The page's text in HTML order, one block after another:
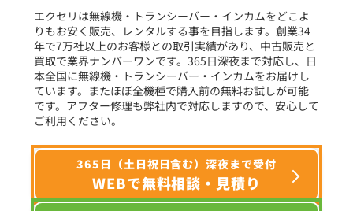
選択条件をリセット
エクセリは無線機・トランシーバー・インカムをどこよ
りもお安く販売、レンタルする事を目指します。創業34
年で7万社以上のお客様との取引実績があり、中古販売と
買取で業界ナンバーワンです。365日深夜まで対応し、日
本全国に無線機・トランシーバー・インカムをお届けし
ています。またほぼ全機種で購入前の無料お試しが可能
です。アフター修理も弊社内で対応しますので、安心して
ご利用ください。
365日（土日祝日含む）深夜まで受付
WEBで無料相談・見積り